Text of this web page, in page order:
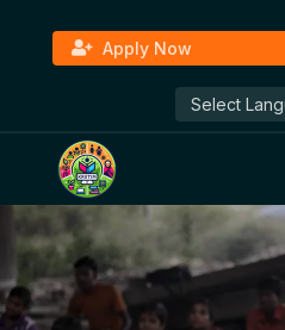
Apply Now
Select